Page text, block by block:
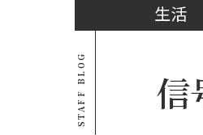
生活
STAFF BLOG 信